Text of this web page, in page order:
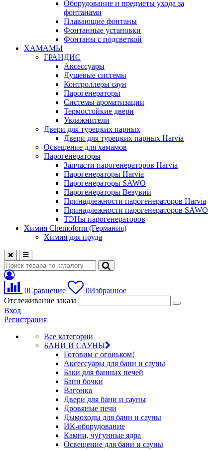
Оборудование и предметы ухода за
фонтанами
Плавающие фонтаны
Фонтанные установки
Фонтаны с подсветкой
ХАМАМЫ
ГРАНДИС
Аксессуары
Душевые системы
Контроллеры саун
Парогенераторы
Системы ароматизации
Термостойкие двери
Увлажнители
Двери для турецких парных
Двери для турецких парных Harvia
Освещение для хамамов
Парогенераторы
Запчасти парогенераторов Harvia
Парогенераторы Harvia
Парогенераторы SAWO
Парогенераторы Везувий
Принадлежности парогенераторов Harvia
Принадлежности парогенераторов SAWO
ТЭНы парогенераторов
Химия Chemoform (Германия)
Химия для пруда
0Сравнение 0Избранное
Отслеживание заказа
Вход
Регистрация
Все категории
БАНИ И САУНЫ
Готовим с огоньком!
Аксессуары для бани и сауны
Баки для банных печей
Бани бочки
Вагонка
Двери для бани и сауны
Дровяные печи
Дымоходы для бани и сауны
ИК-оборудование
Камни, чугунные ядра
Освещение для бани и сауны